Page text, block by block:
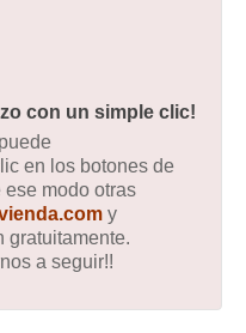
con un simple clic!
en los botones de
ese modo otras
y
gratuitamente.
a seguir!!